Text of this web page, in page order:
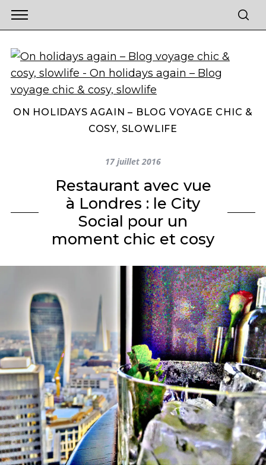
ON HOLIDAYS AGAIN – BLOG VOYAGE CHIC &
COSY, SLOWLIFE
17 juillet 2016
Restaurant avec vue
à Londres : le City
Social pour un
moment chic et cosy